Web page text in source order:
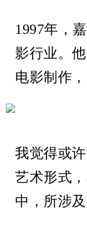
1997年，
影行业。
电影制作
我觉得或
艺术形式
中，所涉